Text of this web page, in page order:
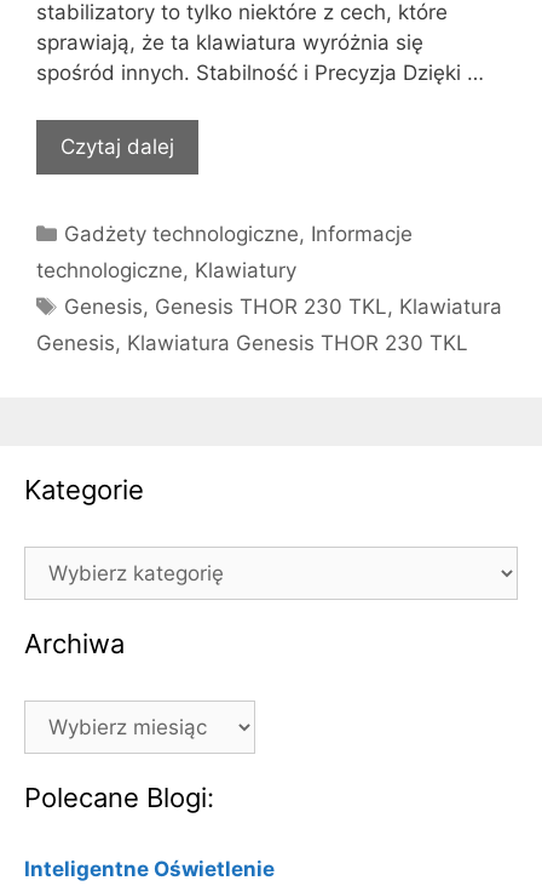
stabilizatory to tylko niektóre z cech, które
sprawiają, że ta klawiatura wyróżnia się
spośród innych. Stabilność i Precyzja Dzięki …
Czytaj dalej
Kategorie
Gadżety technologiczne, Informacje
technologiczne, Klawiatury
Tagi
Genesis, Genesis THOR 230 TKL, Klawiatura
Genesis, Klawiatura Genesis THOR 230 TKL
Kategorie
Kategorie
Archiwa
Archiwa
Polecane Blogi:
Inteligentne Oświetlenie